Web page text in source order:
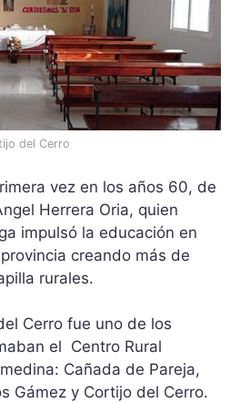
del Cerro
vez en los años 60, de
Herrera Oria, quien
impulsó la educación en
creando más de
rurales.
Cerro fue uno de los
el Centro Rural
Cañada de Pareja,
Gámez y Cortijo del Cerro.